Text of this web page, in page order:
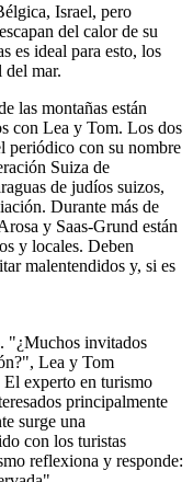
Israel, pero
del calor de su
es ideal para esto, los
del mar.
las montañas están
con Lea y Tom. Los dos
periódico con su nombre
Suiza de
de judíos suizos,
Durante más de
y Saas-Grund están
y locales. Deben
malentendidos y, si es
"¿Muchos invitados
Lea y Tom
El experto en turismo
​​principalmente
surge una
con los turistas
reflexiona y responde: